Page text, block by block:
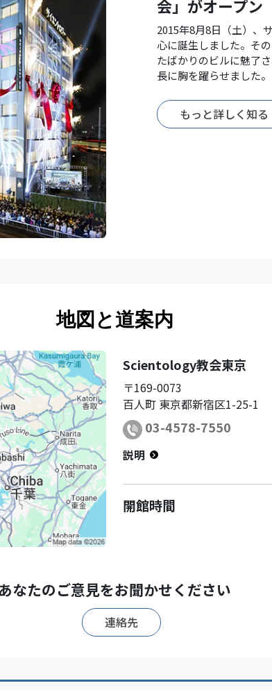
会」がオープン
2015年8月8日（土）、
心に誕生しました。そ
たばかりのビルに魅了
長に胸を躍らせました。
もっと詳しく知る
地図と道案内
Scientology教会東京
〒169-0073
百人町 東京都新宿区1-25-1
03-4578-7550
説明
開館時間
あなたのご意見をお聞かせください
連絡先